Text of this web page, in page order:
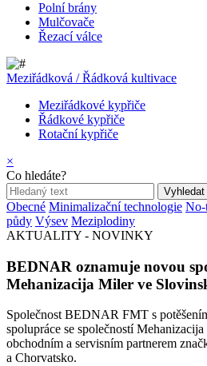
Polní brány
Mulčovače
Řezací válce
Meziřádková / Řádková kultivace
Meziřádkové kypřiče
Řádkové kypřiče
Rotační kypřiče
×
Co hledáte?
Obecné Minimalizační technologie
půdy Výsev Meziplodiny
AKTUALITY - NOVINKY
BEDNAR oznamuje novou
Mehanizacija Miler ve
Společnost BEDNAR FMT s
spolupráce se společností
obchodním a servisním partnerem
a Chorvatsko.